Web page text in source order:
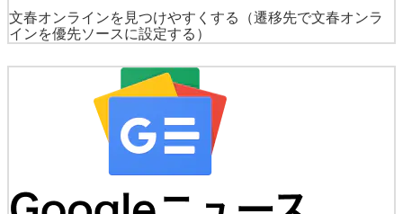
文春オンラインを見つけやすくする
（遷移先で文春オンラ
インを優先ソースに設定する）